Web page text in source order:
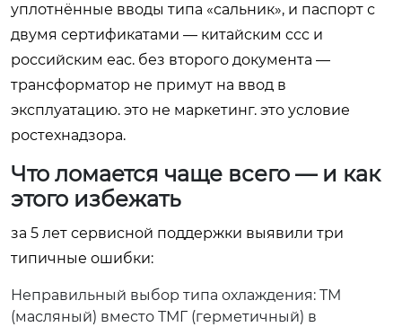
уплотнённые вводы типа «сальник», и паспорт с
двумя сертификатами — китайским ccc и
российским еас. без второго документа —
трансформатор не примут на ввод в
эксплуатацию. это не маркетинг. это условие
ростехнадзора.
Что ломается чаще всего — и как
этого избежать
за 5 лет сервисной поддержки выявили три
типичные ошибки:
Неправильный выбор типа охлаждения: ТМ
(масляный) вместо ТМГ (герметичный) в